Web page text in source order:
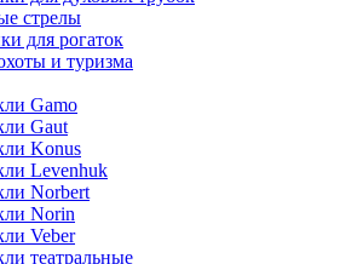
стрелы
для рогаток
и туризма
Gamo
Gaut
Konus
Levenhuk
Norbert
Norin
Veber
театральные